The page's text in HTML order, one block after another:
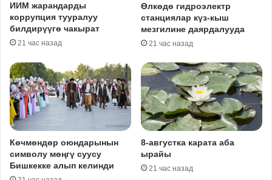
ИИМ жарандарды
коррупция тууралуу
билдирүүгө чакырат
21 час назад
Өлкөдө гидроэлектр
станциялар күз-кыш
мезгилине даярдалууда
21 час назад
Көчмөндөр оюндарынын
символу мөңгү суусу
Бишкекке алып келинди
8-августка карата аба
ырайы
21 час назад